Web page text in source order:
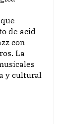
de acid
con
La
y cultural